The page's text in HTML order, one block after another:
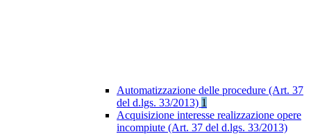
Automatizzazione delle procedure (Art. 37
del d.lgs. 33/2013) 1
Acquisizione interesse realizzazione opere
incompiute (Art. 37 del d.lgs. 33/2013)